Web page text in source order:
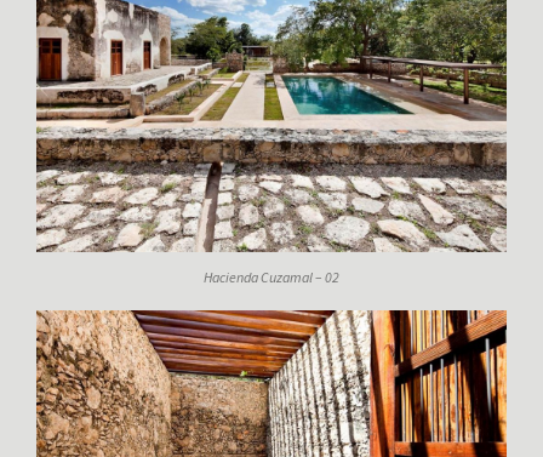
Hacienda Cuzamal – 02